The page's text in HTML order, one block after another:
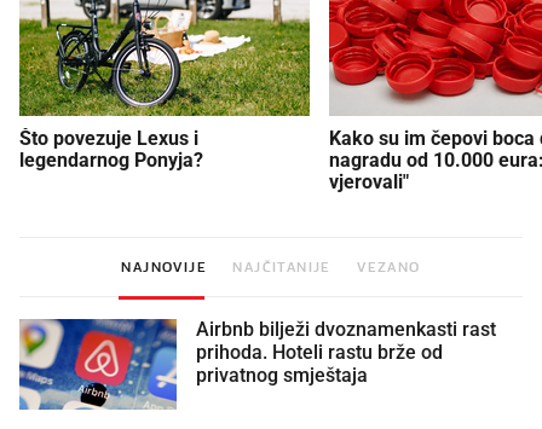
Što povezuje Lexus i
legendarnog Ponyja?
Kako su im čepovi boca
nagradu od 10.000
vjerovali"
NAJNOVIJE NAJČITANIJE VEZANO
Airbnb bilježi dvoznamenkasti rast
prihoda. Hoteli rastu brže od
privatnog smještaja